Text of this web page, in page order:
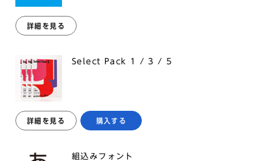
詳細を見る
Select Pack 1 / 3 / 5
詳細を見る 購入する
組込みフォント